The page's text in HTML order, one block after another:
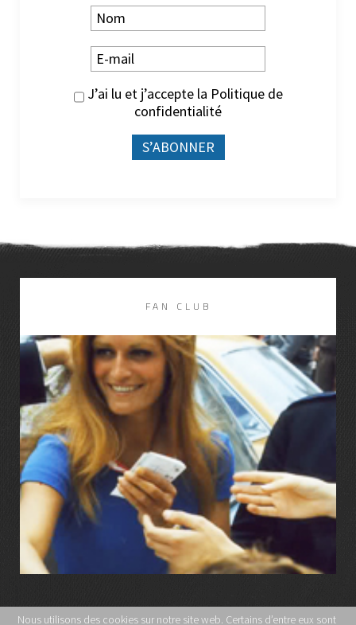
J’ai lu et j’accepte la Politique de
confidentialité
FAN CLUB
LIRE LA SUITE
Nous utilisons des cookies sur notre site web. Certains d’entre eux sont